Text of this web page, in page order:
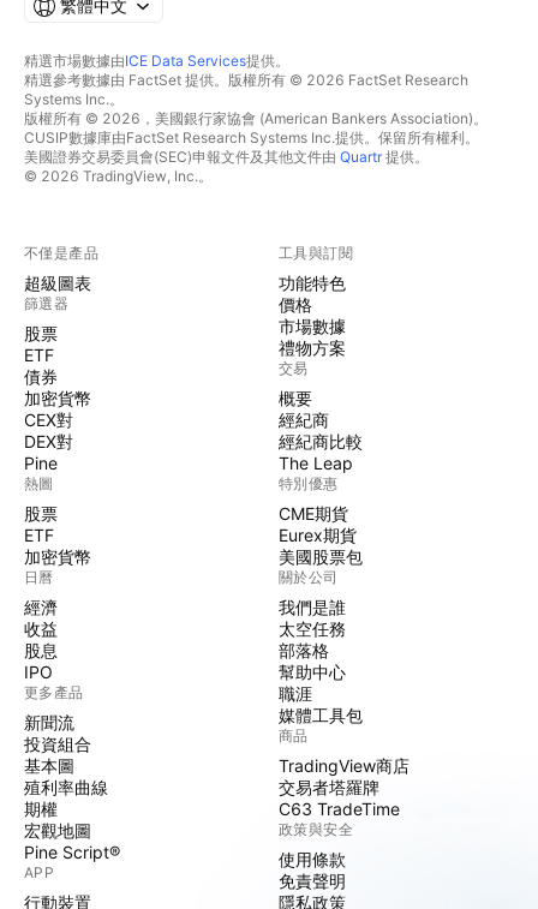
繁體中文
精選市場數據由ICE Data Services提供。
精選參考數據由 FactSet 提供。版權所有 © 2026 FactSet Research
Systems Inc.。
版權所有 © 2026，美國銀行家協會 (American Bankers Association)。
CUSIP數據庫由FactSet Research Systems Inc.提供。保留所有權利。
美國證券交易委員會(SEC)申報文件及其他文件由 Quartr提供。
© 2026 TradingView, Inc.。
不僅是產品
超級圖表
篩選器
股票
ETF
債券
加密貨幣
CEX對
DEX對
Pine
熱圖
股票
ETF
加密貨幣
日曆
經濟
收益
股息
IPO
更多產品
新聞流
投資組合
基本圖
殖利率曲線
期權
宏觀地圖
Pine Script®
APP
行動裝置
工具與訂閱
功能特色
價格
市場數據
禮物方案
交易
概要
經紀商
經紀商比較
The Leap
特別優惠
CME期貨
Eurex期貨
美國股票包
關於公司
我們是誰
太空任務
部落格
幫助中心
職涯
媒體工具包
商品
TradingView商店
交易者塔羅牌
C63 TradeTime
政策與安全
使用條款
免責聲明
隱私政策